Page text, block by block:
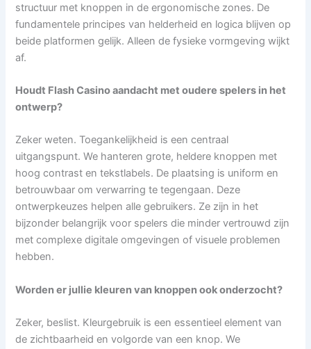
structuur met knoppen in de ergonomische zones. De
fundamentele principes van helderheid en logica blijven op
beide platformen gelijk. Alleen de fysieke vormgeving wijkt
af.
Houdt Flash Casino aandacht met oudere spelers in het
ontwerp?
Zeker weten. Toegankelijkheid is een centraal
uitgangspunt. We hanteren grote, heldere knoppen met
hoog contrast en tekstlabels. De plaatsing is uniform en
betrouwbaar om verwarring te tegengaan. Deze
ontwerpkeuzes helpen alle gebruikers. Ze zijn in het
bijzonder belangrijk voor spelers die minder vertrouwd zijn
met complexe digitale omgevingen of visuele problemen
hebben.
Worden er jullie kleuren van knoppen ook onderzocht?
Zeker, beslist. Kleurgebruik is een essentieel element van
de zichtbaarheid en volgorde van een knop. We